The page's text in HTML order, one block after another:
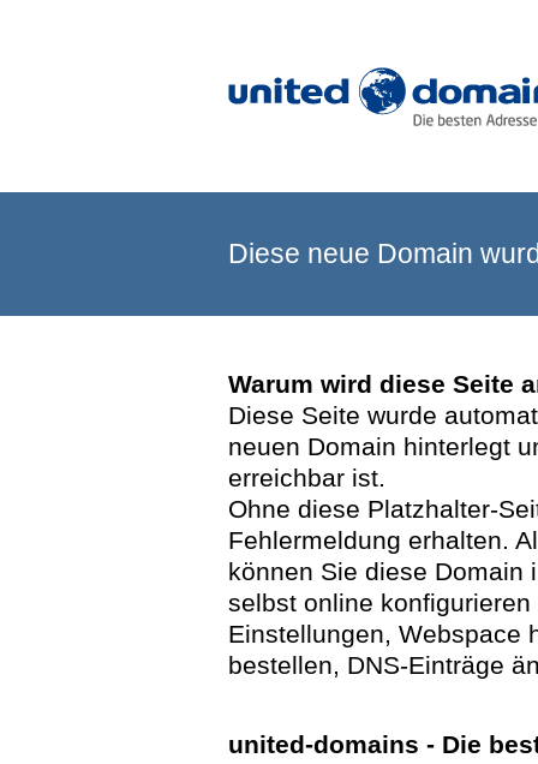
Diese neue Domain
Warum wird diese Seite
Diese Seite wurde
neuen Domain hinterlegt
erreichbar ist.
Ohne diese Platzhalter-
Fehlermeldung erhalten.
können Sie diese Domain
selbst online
Einstellungen, Webspace
bestellen, DNS-Einträge
united-domains - Die